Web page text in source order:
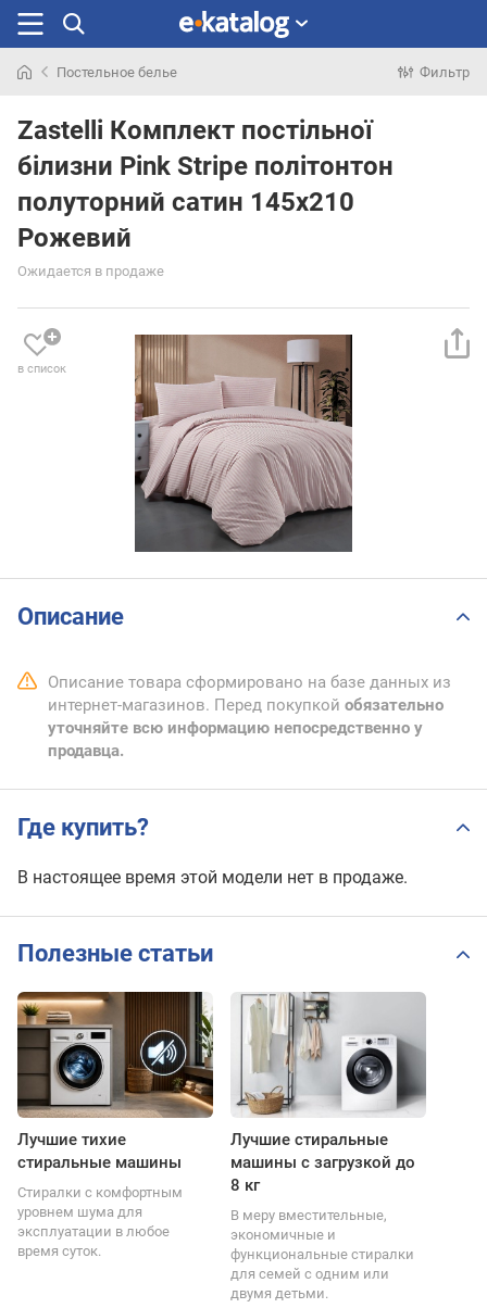
раньше
Постельное белье Фильтр
Zastelli Комплект постільної
білизни Pink Stripe політонтон
полуторний сатин 145х210
Рожевий
Ожидается в продаже
в список
Описание
Описание товара сформировано на базе данных из
интернет-магазинов. Перед покупкой обязательно
уточняйте всю информацию непосредственно у
продавца.
Где купить?
В настоящее время этой модели нет в продаже.
Полезные статьи
Лучшие тихие
стиральные машины
Стиралки с комфортным
уровнем шума для
эксплуатации в любое
время суток.
Лучшие стиральные
машины с загрузкой до
8 кг
В меру вместительные,
экономичные и
функциональные стиралки
для семей с одним или
двумя детьми.